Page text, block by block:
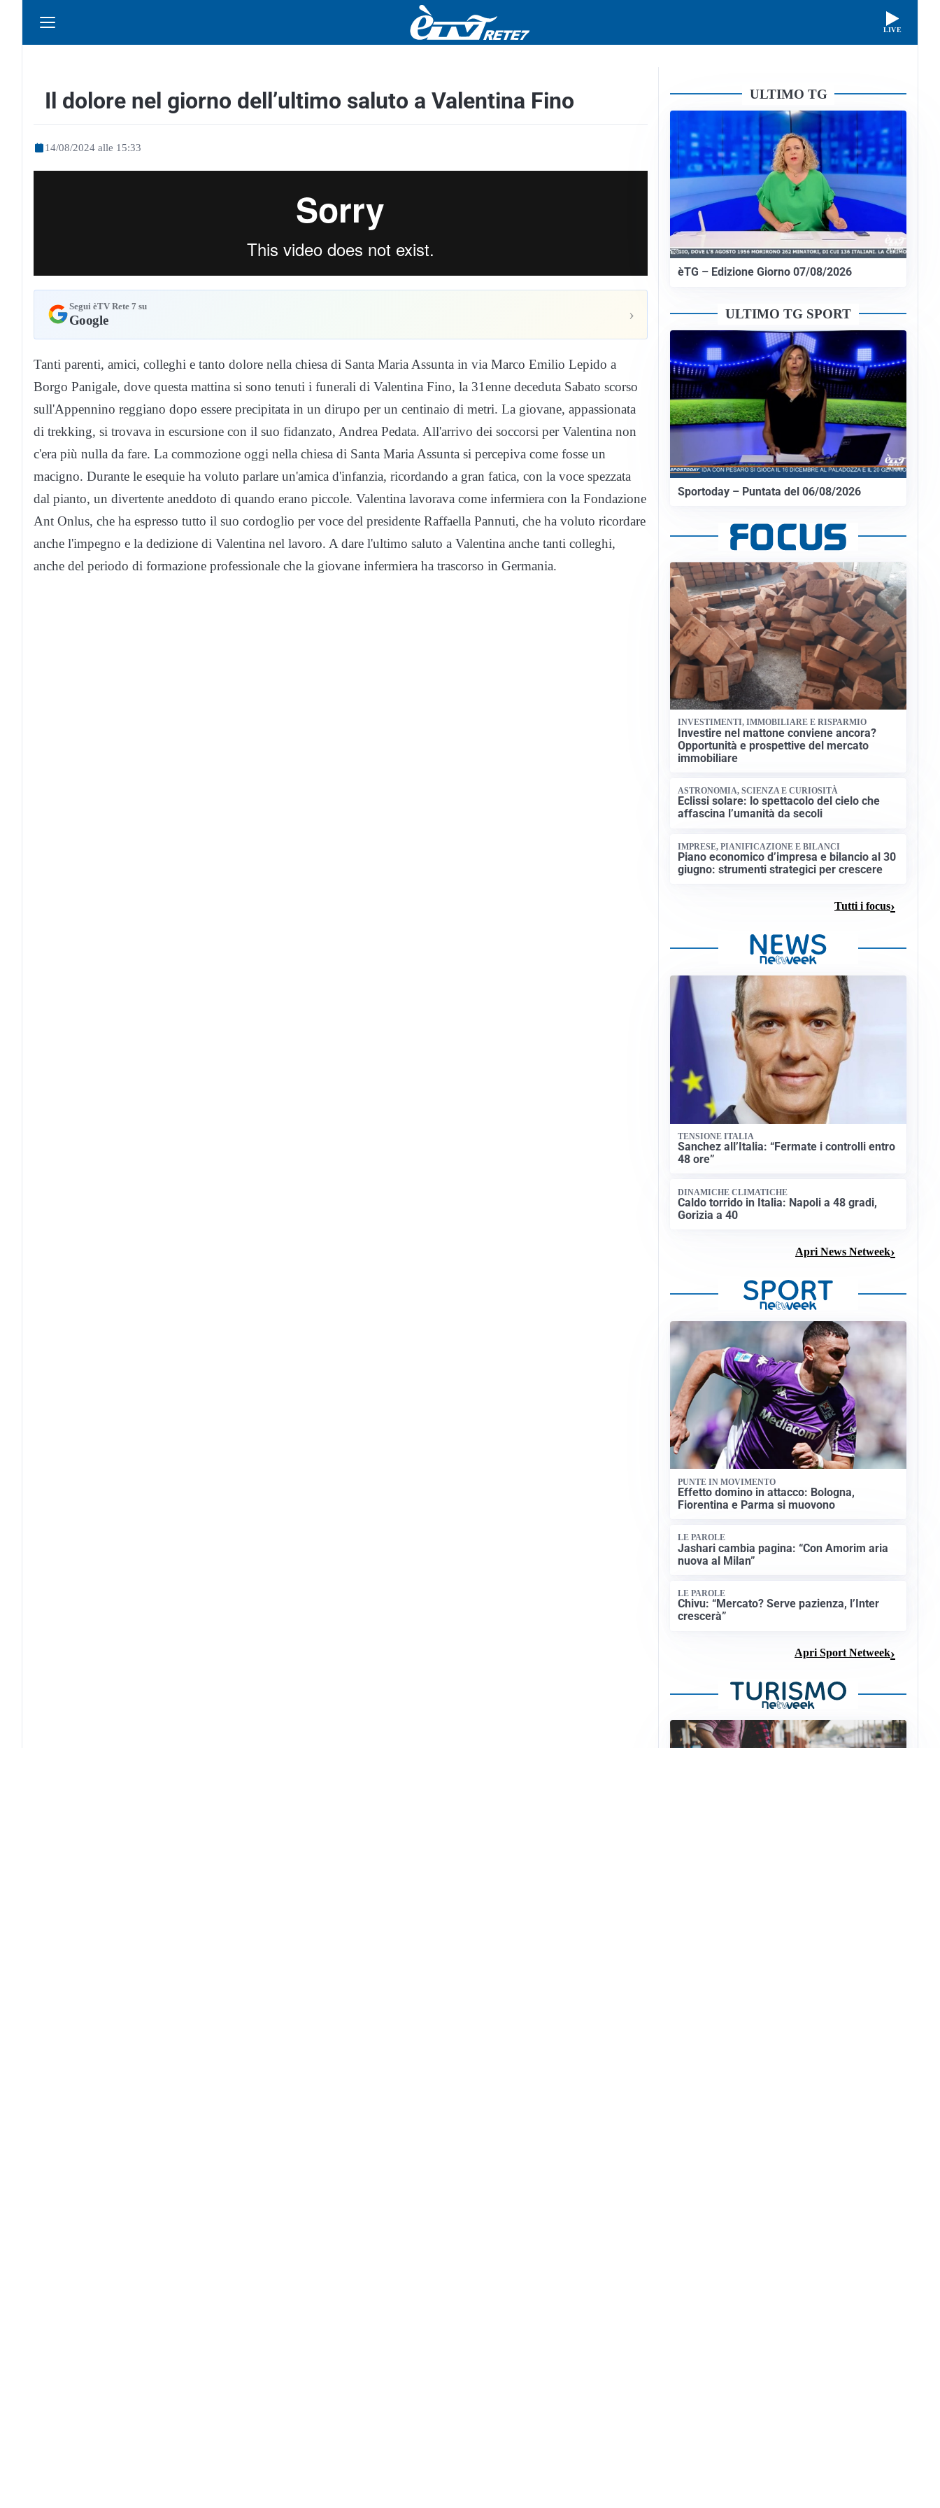
LIVE
Il dolore nel giorno dell’ultimo saluto a Valentina Fino
14/08/2024 alle 15:33
Segui èTV Rete 7 su
Google ›
Tanti parenti, amici, colleghi e tanto dolore nella chiesa di Santa Maria Assunta in via Marco Emilio Lepido a
Borgo Panigale, dove questa mattina si sono tenuti i funerali di Valentina Fino, la 31enne deceduta Sabato scorso
sull'Appennino reggiano dopo essere precipitata in un dirupo per un centinaio di metri. La giovane, appassionata
di trekking, si trovava in escursione con il suo fidanzato, Andrea Pedata. All'arrivo dei soccorsi per Valentina non
c'era più nulla da fare. La commozione oggi nella chiesa di Santa Maria Assunta si percepiva come fosse un
macigno. Durante le esequie ha voluto parlare un'amica d'infanzia, ricordando a gran fatica, con la voce spezzata
dal pianto, un divertente aneddoto di quando erano piccole. Valentina lavorava come infermiera con la Fondazione
Ant Onlus, che ha espresso tutto il suo cordoglio per voce del presidente Raffaella Pannuti, che ha voluto ricordare
anche l'impegno e la dedizione di Valentina nel lavoro. A dare l'ultimo saluto a Valentina anche tanti colleghi,
anche del periodo di formazione professionale che la giovane infermiera ha trascorso in Germania.
ULTIMO TG
èTG – Edizione Giorno 07/08/2026
ULTIMO TG SPORT
Sportoday – Puntata del 06/08/2026
INVESTIMENTI, IMMOBILIARE E RISPARMIO
Investire nel mattone conviene ancora?
Opportunità e prospettive del mercato
immobiliare
ASTRONOMIA, SCIENZA E CURIOSITÀ
Eclissi solare: lo spettacolo del cielo che
affascina l’umanità da secoli
IMPRESE, PIANIFICAZIONE E BILANCI
Piano economico d’impresa e bilancio al 30
giugno: strumenti strategici per crescere
Tutti i focus
TENSIONE ITALIA
Sanchez all’Italia: “Fermate i controlli entro
48 ore”
DINAMICHE CLIMATICHE
Caldo torrido in Italia: Napoli a 48 gradi,
Gorizia a 40
Apri News Netweek
PUNTE IN MOVIMENTO
Effetto domino in attacco: Bologna,
Fiorentina e Parma si muovono
LE PAROLE
Jashari cambia pagina: “Con Amorim aria
nuova al Milan”
LE PAROLE
Chivu: “Mercato? Serve pazienza, l’Inter
crescerà”
Apri Sport Netweek